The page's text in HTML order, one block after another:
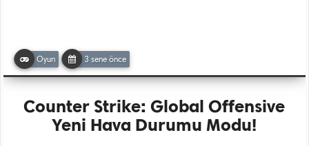
Oyun 3 sene önce
Counter Strike: Global Offensive
Yeni Hava Durumu Modu!